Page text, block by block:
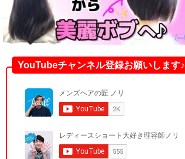
YouTubeチャンネル登録お願いします♪